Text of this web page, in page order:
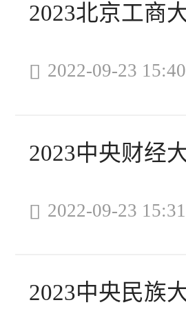
 2022-09-23 15:40
 2022-09-23 15:31